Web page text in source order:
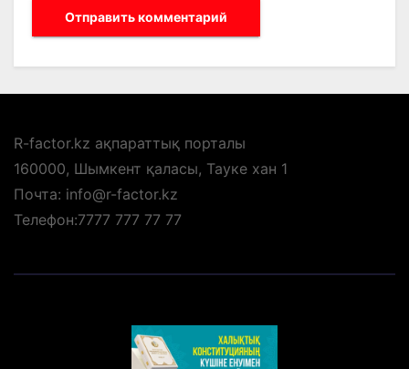
R-factor.kz ақпараттық порталы
160000, Шымкент қаласы, Тауке хан 1
Почта: info@r-factor.kz
Телефон:7777 777 77 77